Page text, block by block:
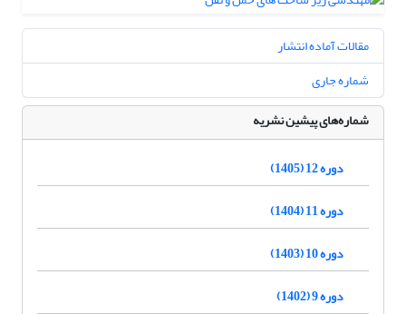
مقالات آماده انتشار
شماره جاری
شماره‌های پیشین نشریه
دوره 12 (1405)
دوره 11 (1404)
دوره 10 (1403)
دوره 9 (1402)